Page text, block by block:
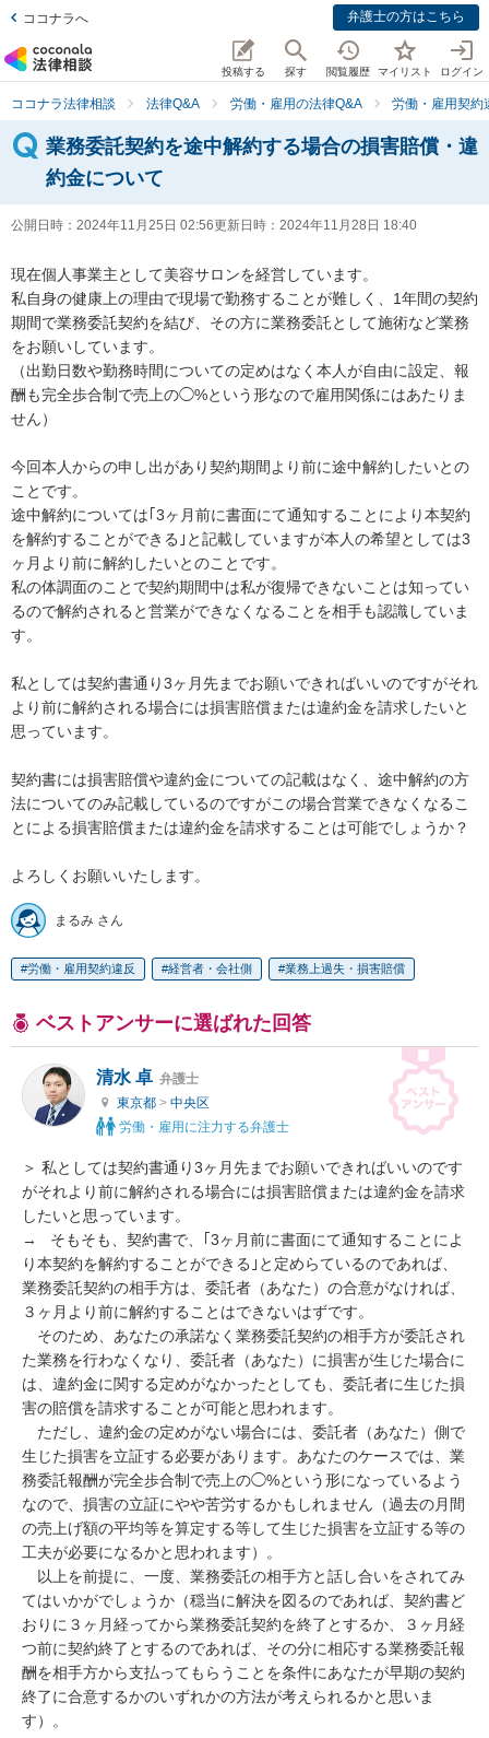
ココナラへ 弁護士の方はこちら
投稿する 探す 閲覧履歴 マイリスト ログイン
ココナラ法律相談 法律Q&A 労働・雇用の法律Q&A 労働・雇用契約
業務委託契約を途中解約する場合の損害賠償・違
約金について
公開日時： 2024年11月25日 02:56更新日時： 2024年11月28日 18:40
現在個人事業主として美容サロンを経営しています。
私自身の健康上の理由で現場で勤務することが難しく、1年間の契約
期間で業務委託契約を結び、その方に業務委託として施術など業務
をお願いしています。
（出勤日数や勤務時間についての定めはなく本人が自由に設定、報
酬も完全歩合制で売上の◯%という形なので雇用関係にはあたりま
せん）
今回本人からの申し出があり契約期間より前に途中解約したいとの
ことです。
途中解約については｢3ヶ月前に書面にて通知することにより本契約
を解約することができる｣と記載していますが本人の希望としては3
ヶ月より前に解約したいとのことです。
私の体調面のことで契約期間中は私が復帰できないことは知ってい
るので解約されると営業ができなくなることを相手も認識していま
す。
私としては契約書通り3ヶ月先までお願いできればいいのですがそれ
より前に解約される場合には損害賠償または違約金を請求したいと
思っています。
契約書には損害賠償や違約金についての記載はなく、途中解約の方
法についてのみ記載しているのですがこの場合営業できなくなるこ
とによる損害賠償または違約金を請求することは可能でしょうか？
よろしくお願いいたします。
まるみ さん
労働・雇用契約違反 経営者・会社側 業務上過失・損害賠償
ベストアンサーに選ばれた回答
清水 卓 弁護士
東京都 > 中央区
労働・雇用に注力する弁護士
＞ 私としては契約書通り3ヶ月先までお願いできればいいのです
がそれより前に解約される場合には損害賠償または違約金を請求
したいと思っています。
→   そもそも、契約書で、｢3ヶ月前に書面にて通知することによ
り本契約を解約することができる｣と定めらているのであれば、
業務委託契約の相手方は、委託者（あなた）の合意がなければ、
３ヶ月より前に解約することはできないはずです。
そのため、あなたの承諾なく業務委託契約の相手方が委託され
た業務を行わなくなり、委託者（あなた）に損害が生じた場合に
は、違約金に関する定めがなかったとしても、委託者に生じた損
害の賠償を請求することが可能と思われます。
ただし、違約金の定めがない場合には、委託者（あなた）側で
生じた損害を立証する必要があります。あなたのケースでは、業
務委託報酬が完全歩合制で売上の◯%という形になっているよう
なので、損害の立証にやや苦労するかもしれません（過去の月間
の売上げ額の平均等を算定する等して生じた損害を立証する等の
工夫が必要になるかと思われます）。
以上を前提に、一度、業務委託の相手方と話し合いをされてみ
てはいかがでしょうか（穏当に解決を図るのであれば、契約書ど
おりに３ヶ月経ってから業務委託契約を終了とするか、３ヶ月経
つ前に契約終了とするのであれば、その分に相応する業務委託報
酬を相手方から支払ってもらうことを条件にあなたが早期の契約
終了に合意するかのいずれかの方法が考えられるかと思いま
す）。